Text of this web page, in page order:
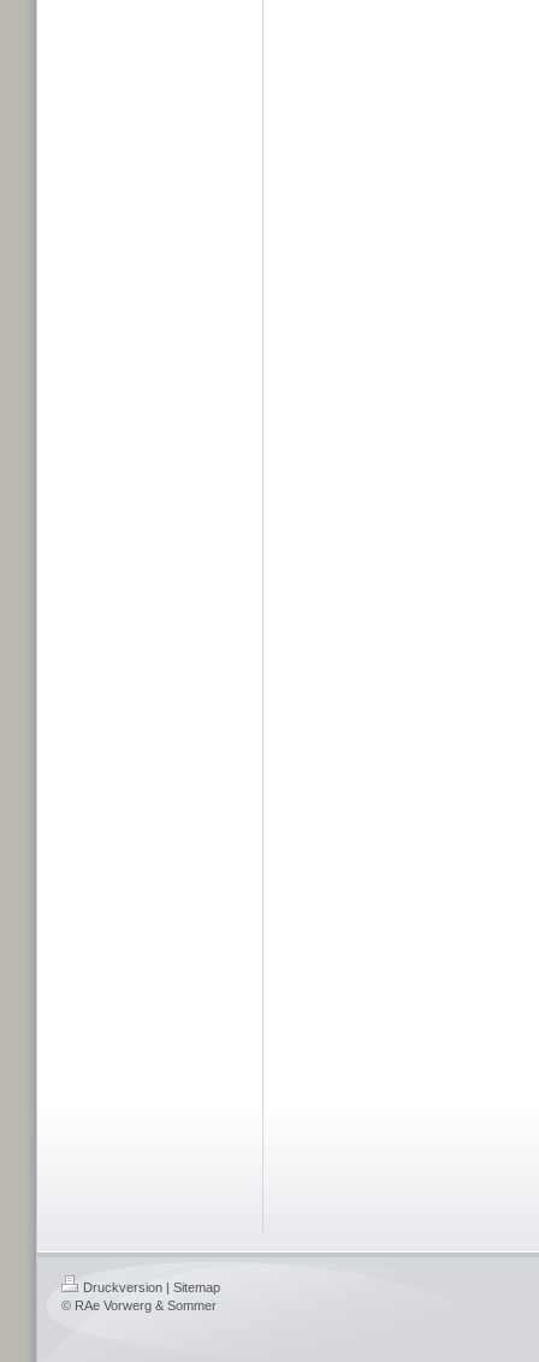
Druckversion | Sitemap
© RAe Vorwerg & Sommer